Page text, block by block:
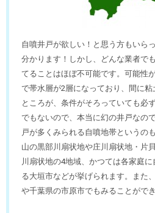
自噴井戸が欲しい！と思う方もいら
分かります！しかし、どんな業者で
てることはほぼ不可能です。可能性
で帯水層が2層になっており、間に粘
ところが、条件がそろっていても必
でもないので、本当に幻の井戸なの
戸が多くみられる自噴地帯というの
山の黒部川扇状地や庄川扇状地・片
川扇状地の4地域、かつては各家庭
る大垣市などが挙げられます。また
や千葉県の市原市でもみることができ